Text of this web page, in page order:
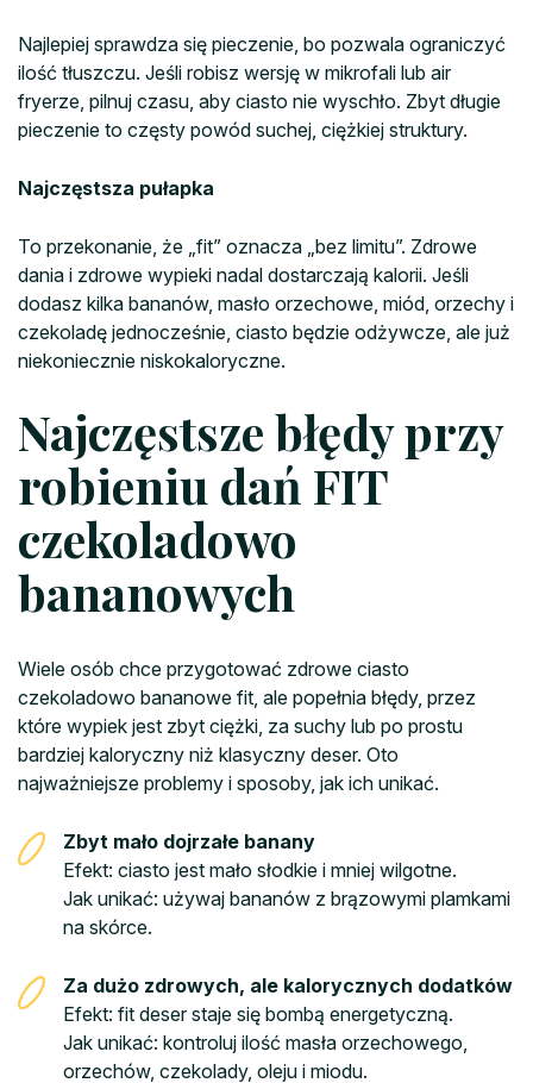
Najlepiej sprawdza się pieczenie, bo pozwala ograniczyć
ilość tłuszczu. Jeśli robisz wersję w mikrofali lub air
fryerze, pilnuj czasu, aby ciasto nie wyschło. Zbyt długie
pieczenie to częsty powód suchej, ciężkiej struktury.
Najczęstsza pułapka
To przekonanie, że „fit” oznacza „bez limitu”. Zdrowe
dania i zdrowe wypieki nadal dostarczają kalorii. Jeśli
dodasz kilka bananów, masło orzechowe, miód, orzechy i
czekoladę jednocześnie, ciasto będzie odżywcze, ale już
niekoniecznie niskokaloryczne.
Najczęstsze błędy przy
robieniu dań FIT
czekoladowo
bananowych
Wiele osób chce przygotować zdrowe ciasto
czekoladowo bananowe fit, ale popełnia błędy, przez
które wypiek jest zbyt ciężki, za suchy lub po prostu
bardziej kaloryczny niż klasyczny deser. Oto
najważniejsze problemy i sposoby, jak ich unikać.
Zbyt mało dojrzałe banany
Efekt: ciasto jest mało słodkie i mniej wilgotne.
Jak unikać: używaj bananów z brązowymi plamkami
na skórce.
Za dużo zdrowych, ale kalorycznych dodatków
Efekt: fit deser staje się bombą energetyczną.
Jak unikać: kontroluj ilość masła orzechowego,
orzechów, czekolady, oleju i miodu.